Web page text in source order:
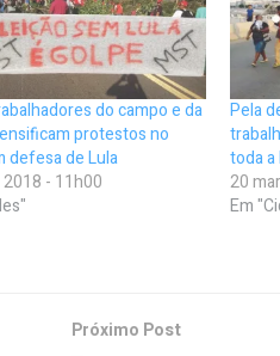
do campo e da
protestos no
defesa de Lula
- 11h00
Pela
toda a
20
Em
Próximo Post